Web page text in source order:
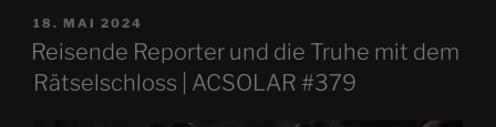
VERÖFFENTLICHT
AM
18. MAI 2024
Reisende Reporter und die Truhe mit dem
Rätselschloss | ACSOLAR #379